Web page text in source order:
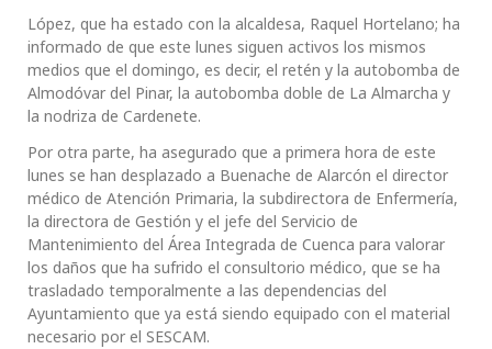
López, que ha estado con la alcaldesa, Raquel Hortelano; ha
informado de que este lunes siguen activos los mismos
medios que el domingo, es decir, el retén y la autobomba de
Almodóvar del Pinar, la autobomba doble de La Almarcha y
la nodriza de Cardenete.
Por otra parte, ha asegurado que a primera hora de este
lunes se han desplazado a Buenache de Alarcón el director
médico de Atención Primaria, la subdirectora de Enfermería,
la directora de Gestión y el jefe del Servicio de
Mantenimiento del Área Integrada de Cuenca para valorar
los daños que ha sufrido el consultorio médico, que se ha
trasladado temporalmente a las dependencias del
Ayuntamiento que ya está siendo equipado con el material
necesario por el SESCAM.